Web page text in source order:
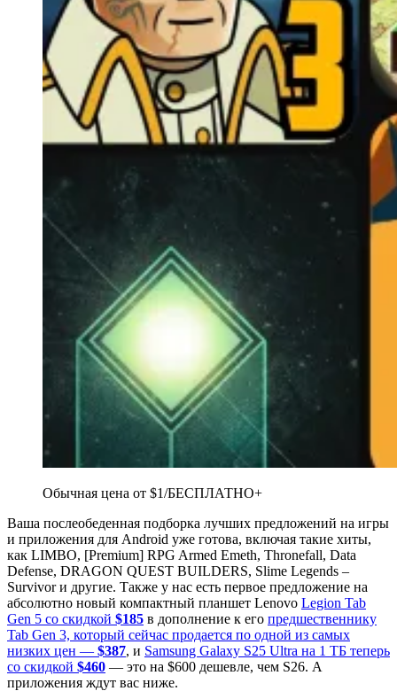
Обычная цена от $1/БЕСПЛАТНО+
Ваша послеобеденная подборка лучших предложений на игры
и приложения для Android уже готова, включая такие хиты,
как LIMBO, [Premium] RPG Armed Emeth, Thronefall, Data
Defense, DRAGON QUEST BUILDERS, Slime Legends –
Survivor и другие. Также у нас есть первое предложение на
абсолютно новый компактный планшет Lenovo Legion Tab
Gen 5 со скидкой $185 в дополнение к его предшественнику
Tab Gen 3, который сейчас продается по одной из самых
низких цен — $387, и Samsung Galaxy S25 Ultra на 1 ТБ теперь
со скидкой $460 — это на $600 дешевле, чем S26. А
приложения ждут вас ниже.